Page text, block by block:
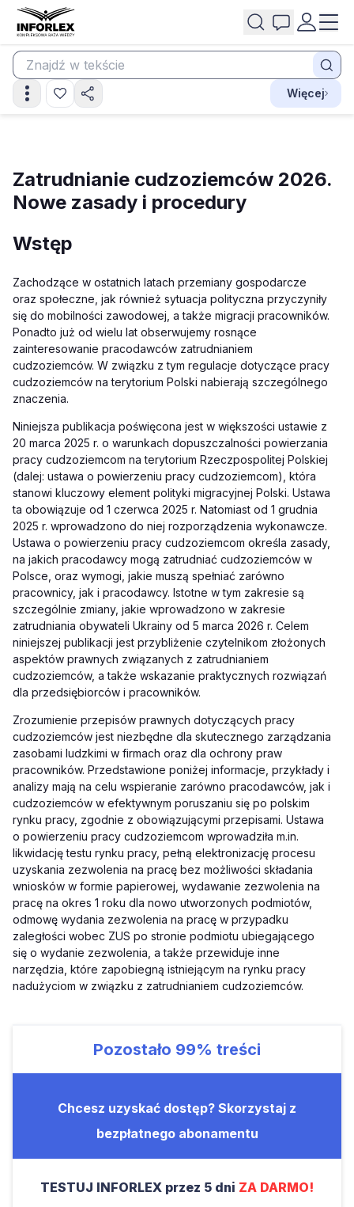
Więcej
Zatrudnianie cudzoziemców 2026.
Nowe zasady i procedury
Wstęp
Zachodzące w ostatnich latach przemiany gospodarcze
oraz społeczne, jak również sytuacja polityczna przyczyniły
się do mobilności zawodowej, a także migracji pracowników.
Ponadto już od wielu lat obserwujemy rosnące
zainteresowanie pracodawców zatrudnianiem
cudzoziemców. W związku z tym regulacje dotyczące pracy
cudzoziemców na terytorium Polski nabierają szczególnego
znaczenia.
Niniejsza publikacja poświęcona jest w większości ustawie z
20 marca 2025 r. o warunkach dopuszczalności powierzania
pracy cudzoziemcom na terytorium Rzeczpospolitej Polskiej
(dalej: ustawa o powierzeniu pracy cudzoziemcom), która
stanowi kluczowy element polityki migracyjnej Polski. Ustawa
ta obowiązuje od 1 czerwca 2025 r. Natomiast od 1 grudnia
2025 r. wprowadzono do niej rozporządzenia wykonawcze.
Ustawa o powierzeniu pracy cudzoziemcom określa zasady,
na jakich pracodawcy mogą zatrudniać cudzoziemców w
Polsce, oraz wymogi, jakie muszą spełniać zarówno
pracownicy, jak i pracodawcy. Istotne w tym zakresie są
szczególnie zmiany, jakie wprowadzono w zakresie
zatrudniania obywateli Ukrainy od 5 marca 2026 r. Celem
niniejszej publikacji jest przybliżenie czytelnikom złożonych
aspektów prawnych związanych z zatrudnianiem
cudzoziemców, a także wskazanie praktycznych rozwiązań
dla przedsiębiorców i pracowników.
Zrozumienie przepisów prawnych dotyczących pracy
cudzoziemców jest niezbędne dla skutecznego zarządzania
zasobami ludzkimi w firmach oraz dla ochrony praw
pracowników. Przedstawione poniżej informacje, przykłady i
analizy mają na celu wspieranie zarówno pracodawców, jak i
cudzoziemców w efektywnym poruszaniu się po polskim
rynku pracy, zgodnie z obowiązującymi przepisami. Ustawa
o powierzeniu pracy cudzoziemcom wprowadziła m.in.
likwidację testu rynku pracy, pełną elektronizację procesu
uzyskania zezwolenia na pracę bez możliwości składania
wniosków w formie papierowej, wydawanie zezwolenia na
pracę na okres 1 roku dla nowo utworzonych podmiotów,
odmowę wydania zezwolenia na pracę w przypadku
zaległości wobec ZUS po stronie podmiotu ubiegającego
się o wydanie zezwolenia, a także przewiduje inne
narzędzia, które zapobiegną istniejącym na rynku pracy
nadużyciom w związku z zatrudnianiem cudzoziemców.
Pozostało 99% treści
Chcesz uzyskać dostęp? Skorzystaj z
bezpłatnego abonamentu
TESTUJ INFORLEX przez 5 dni ZA DARMO!